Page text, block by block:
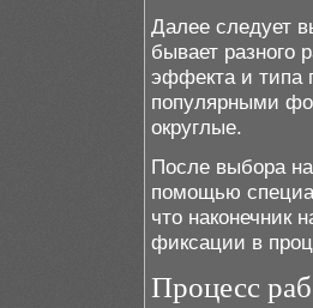
Далее следует
бывает разного
эффекта и типа
популярными
округлые.
После выбора
помощью
что наконечник
фиксации в
Процесс